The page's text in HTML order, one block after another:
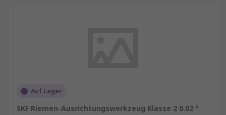
Auf Lager
SKF Riemen-Ausrichtungswerkzeug Klasse 2 0.02 °